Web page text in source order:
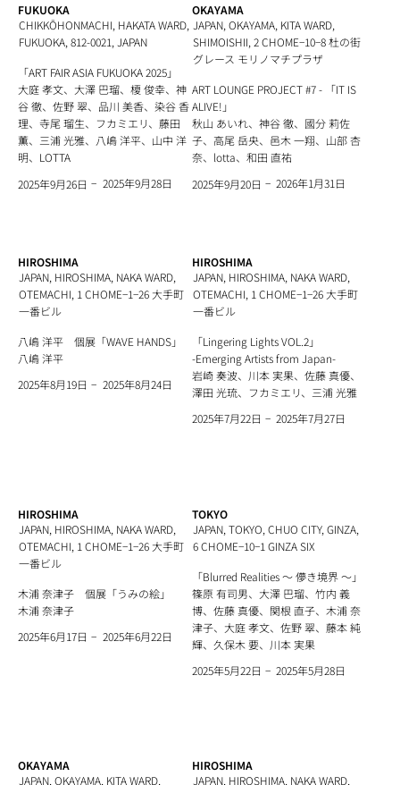
FUKUOKA
CHIKKŌHONMACHI, HAKATA WARD,
FUKUOKA, 812-0021, JAPAN
「ART FAIR ASIA FUKUOKA 2025」
大庭 孝文、大澤 巴瑠、榎 俊幸、神
谷 徹、佐野 翠、品川 美香、染谷 香
理、寺尾 瑠生、フカミエリ、藤田
薫、三浦 光雅、八嶋 洋平、山中 洋
明、LOTTA
2025年9月26日 − 2025年9月28日
OKAYAMA
JAPAN, OKAYAMA, KITA WARD,
SHIMOISHII, 2 CHOME−10−8 杜の街
グレース モリノマチプラザ
ART LOUNGE PROJECT #7 - 「IT IS
ALIVE!」
秋山 あいれ、神谷 徹、國分 莉佐
子、高尾 岳央、邑木 一翔、山部 杏
奈、lotta、和田 直祐
2025年9月20日 − 2026年1月31日
HIROSHIMA
JAPAN, HIROSHIMA, NAKA WARD,
OTEMACHI, 1 CHOME−1−26 大手町
一番ビル
八嶋 洋平 個展「WAVE HANDS」
八嶋 洋平
2025年8月19日 − 2025年8月24日
HIROSHIMA
JAPAN, HIROSHIMA, NAKA WARD,
OTEMACHI, 1 CHOME−1−26 大手町
一番ビル
「Lingering Lights VOL.2」
-Emerging Artists from Japan-
岩崎 奏波、川本 実果、佐藤 真優、
澤田 光琉、フカミエリ、三浦 光雅
2025年7月22日 − 2025年7月27日
HIROSHIMA
JAPAN, HIROSHIMA, NAKA WARD,
OTEMACHI, 1 CHOME−1−26 大手町
一番ビル
木浦 奈津子 個展「うみの絵」
木浦 奈津子
2025年6月17日 − 2025年6月22日
TOKYO
JAPAN, TOKYO, CHUO CITY, GINZA,
6 CHOME−10−1 GINZA SIX
「Blurred Realities ～ 儚き境界 ～」
篠原 有司男、大澤 巴瑠、竹内 義
博、佐藤 真優、関根 直子、木浦 奈
津子、大庭 孝文、佐野 翠、藤本 純
輝、久保木 要、川本 実果
2025年5月22日 − 2025年5月28日
OKAYAMA
JAPAN, OKAYAMA, KITA WARD,
HIROSHIMA
JAPAN, HIROSHIMA, NAKA WARD,